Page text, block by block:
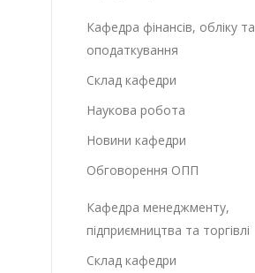
Кафедра фінансів, обліку та
оподаткування
Склад кафедри
Наукова робота
Новини кафедри
Обговорення ОПП
Кафедра менеджменту,
підприємництва та торгівлі
Склад кафедри